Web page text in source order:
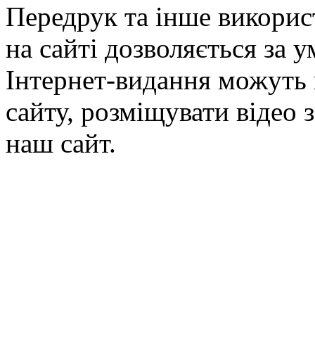
Передрук та інше
на сайті дозволяється
Інтернет-видання можуть
сайту, розміщувати відео
наш сайт.